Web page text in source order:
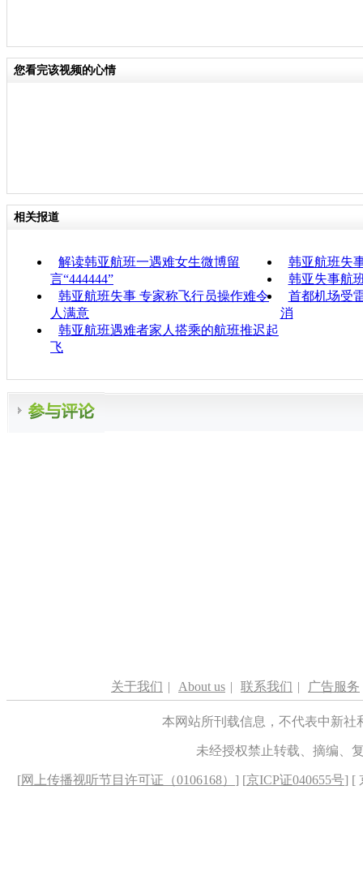
您看完该视频的心情
相关报道
解读韩亚航班一遇难女生微博留
言“444444”
韩亚航班失
韩亚失事航
韩亚航班失事 专家称飞行员操作难令
人满意
首都机场受
消
韩亚航班遇难者家人搭乘的航班推迟起
飞
关于我们 | About us | 联系我们 | 广告服务
本网站所刊载信息，不代表中新
未经授权禁止转载、摘编、
[网上传播视听节目许可证（0106168） ] [京ICP证040655号] [